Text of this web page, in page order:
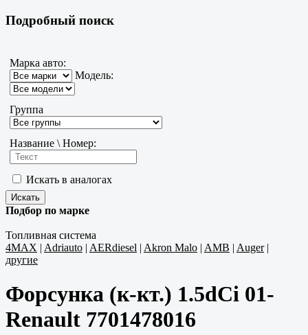
Подробный поиск
Марка авто:
Модель:
Группа
Название \ Номер:
Искать в аналогах
Подбор по марке
Топливная система
4MAX | Adriauto | AERdiesel | Akron Malo | AMB | Auger|
другие
Форсунка (к-кт.) 1.5dCi 01-
Renault 7701478016